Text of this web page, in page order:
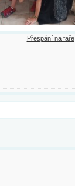
Přespání na faře